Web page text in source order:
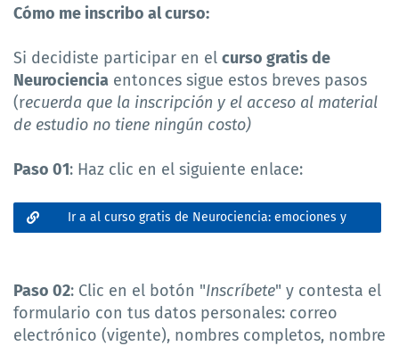
Cómo me inscribo al curso:
Si decidiste participar en el curso gratis de
Neurociencia entonces sigue estos breves pasos
(recuerda que la inscripción y el acceso al material
de estudio no tiene ningún costo)
Paso 01: Haz clic en el siguiente enlace:
Ir a al curso gratis de Neurociencia: emociones y
Paso 02: Clic en el botón "Inscríbete" y contesta el
formulario con tus datos personales: correo
electrónico (vigente), nombres completos, nombre